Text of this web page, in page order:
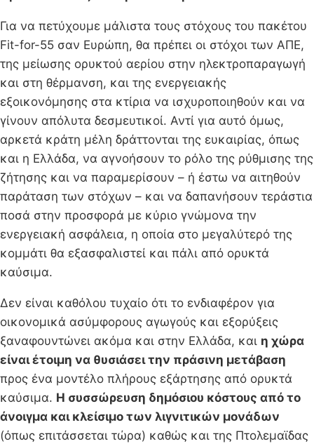
Για να πετύχουμε μάλιστα τους στόχους του πακέτου
Fit-for-55 σαν Ευρώπη, θα πρέπει οι στόχοι των ΑΠΕ,
της μείωσης ορυκτού αερίου στην ηλεκτροπαραγωγή
και στη θέρμανση, και της ενεργειακής
εξοικονόμησης στα κτίρια να ισχυροποιηθούν και να
γίνουν απόλυτα δεσμευτικοί. Αντί για αυτό όμως,
αρκετά κράτη μέλη δράττονται της ευκαιρίας, όπως
και η Ελλάδα, να αγνοήσουν το ρόλο της ρύθμισης της
ζήτησης και να παραμερίσουν – ή έστω να αιτηθούν
παράταση των στόχων – και να δαπανήσουν τεράστια
ποσά στην προσφορά με κύριο γνώμονα την
ενεργειακή ασφάλεια, η οποία στο μεγαλύτερό της
κομμάτι θα εξασφαλιστεί και πάλι από ορυκτά
καύσιμα.
Δεν είναι καθόλου τυχαίο ότι το ενδιαφέρον για
οικονομικά ασύμφορους αγωγούς και εξορύξεις
ξαναφουντώνει ακόμα και στην Ελλάδα, και η χώρα
είναι έτοιμη να θυσιάσει την πράσινη μετάβαση
προς ένα μοντέλο πλήρους εξάρτησης από ορυκτά
καύσιμα. Η συσσώρευση δημόσιου κόστους από το
άνοιγμα και κλείσιμο των λιγνιτικών μονάδων
(όπως επιτάσσεται τώρα) καθώς και της Πτολεμαϊδας